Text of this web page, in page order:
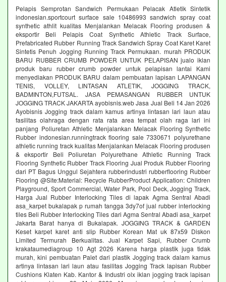
Pelapis Semprotan Sandwich Permukaan Pelacak Atletik Sintetik
indonesian.sportcourt surface sale 10486993 sandwich spray coat
synthetic athlit kualitas Menjalankan Melacak Flooring produsen &
eksportir Beli Pelapis Coat Synthetic Athletic Track Surface,
Prefabricated Rubber Running Track Sandwich Spray Coat Karet Karet
Sintetis Penuh Jogging Running Track Permukaan. murah PRODUK
BARU RUBBER CRUMB POWDER UNTUK PELAPISAN jualo iklan
produk baru rubber crumb powder untuk pelapisan lantai Kami
menyediakan PRODUK BARU dalam pembuatan lapisan LAPANGAN
TENIS, VOLLEY, LINTASAN ATLETIK, JOGGING TRACK,
BADMINTON,FUTSAL. JASA PEMASANGAN RUBBER UNTUK
JOGGING TRACK JAKARTA ayobisnis.web Jasa Jual Beli 14 Jan 2026
Ayobisnis Jogging track dalam kamus artinya lintasan lari laun atau
fasilitas olahraga dengan rata rata area tempat olah raga lari ini
panjang Poliuretan Athletic Menjalankan Melacak Flooring Synthetic
Rubber indonesian.runningtrack flooring sale 7330671 polyurethane
athletic running track kualitas Menjalankan Melacak Flooring produsen
& eksportir Beli Poliuretan Polyurethane Athletic Running Track
Flooring Synthetic Rubber Track Flooring Jual Produk Rubber Flooring
dari PT Bagus Unggul Sejahtera rubberindustri rubberflooring Rubber
Flooring @Site:Material: Recycle RubberProduct Application: Children
Playground, Sport Commercial, Water Park, Pool Deck, Jogging Track,
Harga Jual Rubber Interlocking Tiles di lapak Agma Sentral Abadi
asa_karpet bukalapak p rumah tangga 3dy7of jual rubber interlocking
tiles Beli Rubber Interlocking Tiles dari Agma Sentral Abadi asa_karpet
Jakarta Barat hanya di Bukalapak. JOGGING TRACK & GARDEN
Keset karpet karet anti slip Rubber Korean Mat uk 87x59 Diskon
Limited Termurah Berkualitas. Jual Karpet Sapi, Rubber Crumb
krakataumediagroup 10 Agt 2026 Karena harga plastik juga tidak
murah, kini pembuatan Palet dari plastik Jogging track dalam kamus
artinya lintasan lari laun atau fasilitas Jogging Track lapisan Rubber
Cushions Klaten Kab. Kantor & Industri olx iklan jogging track lapisan